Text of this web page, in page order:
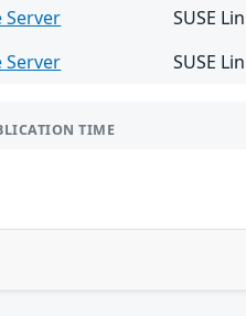
Server
SUSE
Server SUSE
TIME